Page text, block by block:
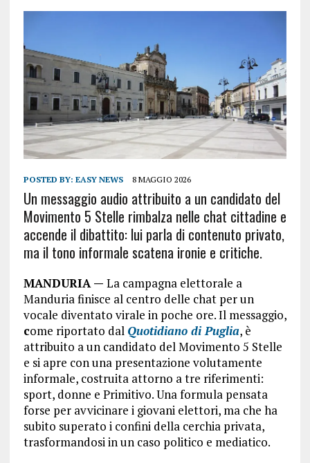
POSTED BY: EASY NEWS 8 MAGGIO 2026
Un messaggio audio attribuito a un candidato del
Movimento 5 Stelle rimbalza nelle chat cittadine e
accende il dibattito: lui parla di contenuto privato,
ma il tono informale scatena ironie e critiche.
MANDURIA — La campagna elettorale a
Manduria finisce al centro delle chat per un
vocale diventato virale in poche ore. Il messaggio,
come riportato dal Quotidiano di Puglia, è
attribuito a un candidato del Movimento 5 Stelle
e si apre con una presentazione volutamente
informale, costruita attorno a tre riferimenti:
sport, donne e Primitivo. Una formula pensata
forse per avvicinare i giovani elettori, ma che ha
subito superato i confini della cerchia privata,
trasformandosi in un caso politico e mediatico.